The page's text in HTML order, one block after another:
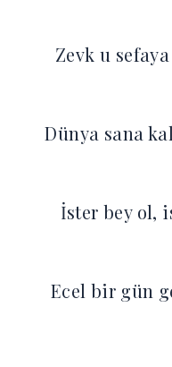
Zevk u
Dünya sana
İster bey ol,
Ecel bir gün